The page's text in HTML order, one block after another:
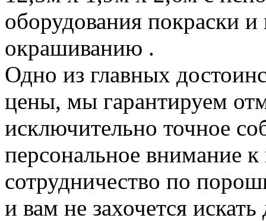
оборудования покраски и
окрашиванию .
Одно из главных
цены, мы гарантируем
исключительно точное
персональное внимание
сотрудничество по
и вам не захочется